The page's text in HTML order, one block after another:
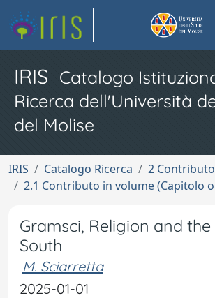
IRIS Catalogo
Ricerca dell'Università
del Molise
IRIS Catalogo Ricerca
2
2.1 Contributo in volume (Capitolo
Gramsci, Religion and the
South
M. Sciarretta
2025-01-01